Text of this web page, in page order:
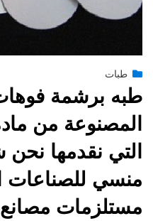
engmansyPosted
يوليو 14, 2015
طبات
طبه برشمة
المصنوعة من
التي نقدمها
منسي للصناعات
مستلزمات